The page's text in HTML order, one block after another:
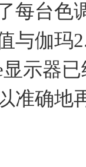
每台色
与伽玛
示器
准确地